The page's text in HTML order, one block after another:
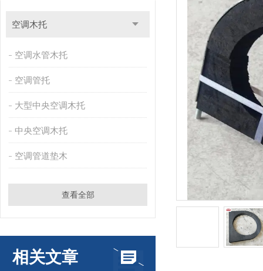
空调木托
空调水管木托
空调管托
大型中央空调木托
中央空调木托
空调管道垫木
查看全部
相关文章